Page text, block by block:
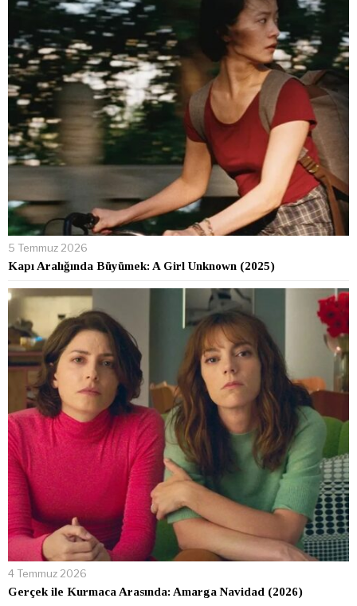
5 Temmuz 2026
Kapı Aralığında Büyümek: A Girl Unknown (2025)
4 Temmuz 2026
Gerçek ile Kurmaca Arasında: Amarga Navidad (2026)